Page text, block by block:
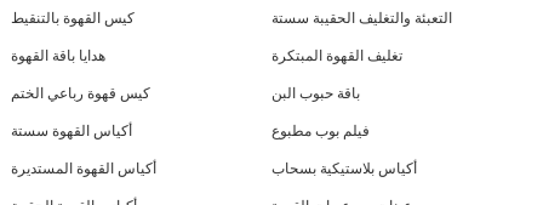
كيس القهوة بالتنقيط التعبئة والتغليف الحقيبة سستة
هدايا باقة القهوة تغليف القهوة المبتكرة
كيس قهوة رباعي الختم باقة حبوب البن
أكياس القهوة سستة فيلم بوب مطبوع
أكياس القهوة المستديرة أكياس بلاستيكية بسحاب